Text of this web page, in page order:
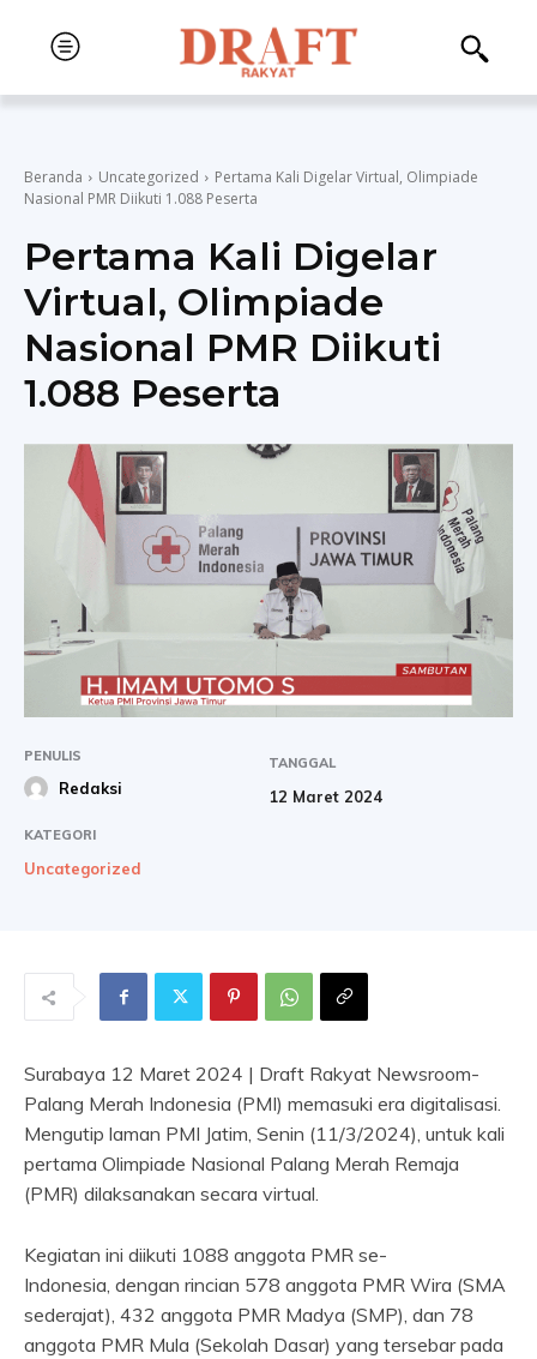
Beranda Uncategorized
Pertama Kali Digelar Virtual, Olimpiade
Nasional PMR Diikuti 1.088 Peserta
Pertama Kali Digelar
Virtual, Olimpiade
Nasional PMR Diikuti
1.088 Peserta
PENULIS
Redaksi
TANGGAL
12 Maret 2024
KATEGORI
Uncategorized
Surabaya 12 Maret 2024 | Draft Rakyat Newsroom-
Palang Merah Indonesia (PMI) memasuki era digitalisasi.
Mengutip laman PMI Jatim, Senin (11/3/2024), untuk kali
pertama Olimpiade Nasional Palang Merah Remaja
(PMR) dilaksanakan secara virtual.
Kegiatan ini diikuti 1088 anggota PMR se-
Indonesia, dengan rincian 578 anggota PMR Wira (SMA
sederajat), 432 anggota PMR Madya (SMP), dan 78
anggota PMR Mula (Sekolah Dasar) yang tersebar pada